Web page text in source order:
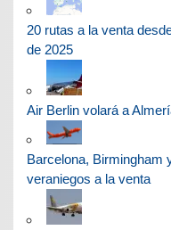
20 rutas a la venta
de 2025
Air Berlin volará a
Barcelona, Birmingham
veraniegos a la venta